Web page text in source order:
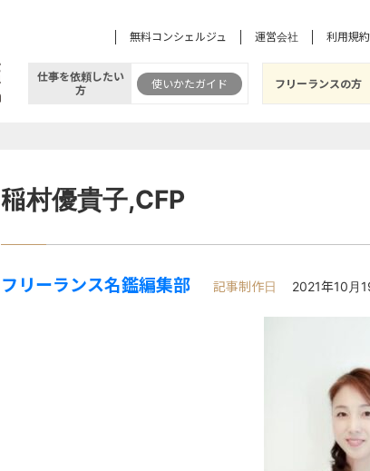
無料コンシェルジュ 運営会社 利用規約
仕事を依頼したい
方
使いかたガイド フリーランスの方
稲村優貴子,CFP
フリーランス名鑑編集部 記事制作日 2021年10月